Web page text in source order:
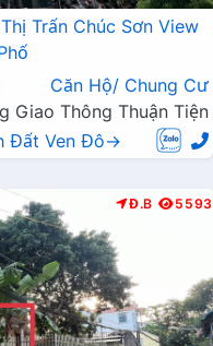
Trấn Chúc Sơn View
Căn Hộ/ Chung Cư
Giao Thông Thuận Tiện
Đất Ven Đô→
Đ.B 5593